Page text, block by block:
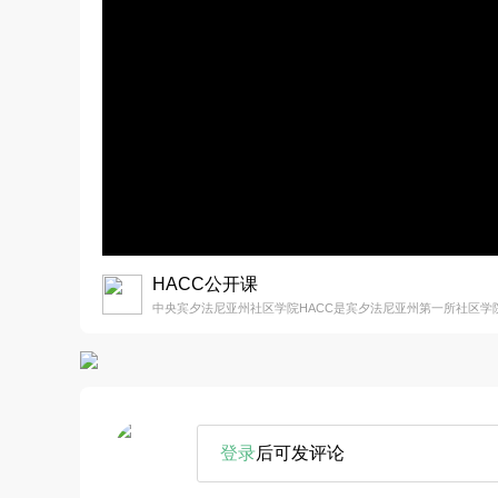
HACC公开课
中央宾夕法尼亚州社区学院HACC是宾夕法尼亚州第一所社区学
登录后可发评论